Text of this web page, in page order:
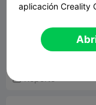

aplicación Creality